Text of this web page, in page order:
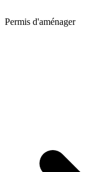
Permis d'aménager